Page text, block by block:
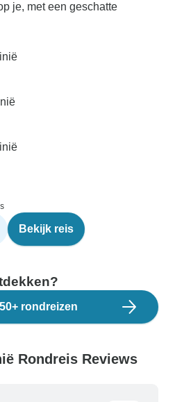
je, met een geschatte
Bekijk reis
rondreizen
Rondreis Reviews